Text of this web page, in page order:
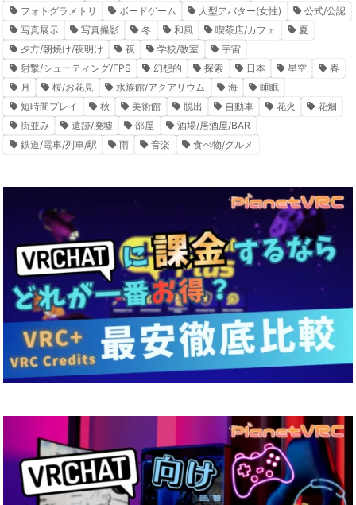
フォトグラメトリ
ボードゲーム 人型アバター(女性)
公式/公認
写真展示
写真撮影 冬 和風 喫茶店/カフェ
夏
夕方/朝焼け/夜明け
夜 学校/教室
宇宙
射撃/シューティング/FPS
幻想的 探索 日本 星空
春
月
桜/お花見 水族館/アクアリウム 海
睡眠
短時間プレイ
秋 美術館 脱出 自動車 花火
花畑
街並み
遺跡/廃墟 部屋
酒場/居酒屋/BAR
鉄道/電車/列車/駅
雨 音楽 食べ物/グルメ